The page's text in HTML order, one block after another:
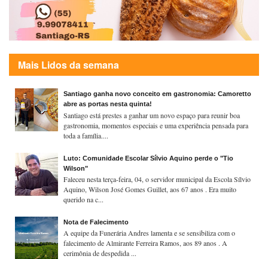
Mais Lidos da semana
Santiago ganha novo conceito em gastronomia: Camoretto
abre as portas nesta quinta!
Santiago está prestes a ganhar um novo espaço para reunir boa
gastronomia, momentos especiais e uma experiência pensada para
toda a família....
Luto: Comunidade Escolar Sílvio Aquino perde o "Tio
Wilson"
Faleceu nesta terça-feira, 04, o servidor municipal da Escola Sílvio
Aquino, Wilson José Gomes Guillet, aos 67 anos . Era muito
querido na c...
Nota de Falecimento
A equipe da Funerária Andres lamenta e se sensibiliza com o
falecimento de Almirante Ferreira Ramos, aos 89 anos . A
cerimônia de despedida ...